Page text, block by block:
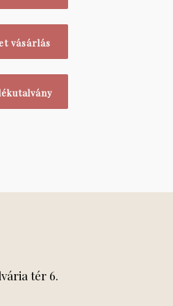
vásárlás
tér 6.